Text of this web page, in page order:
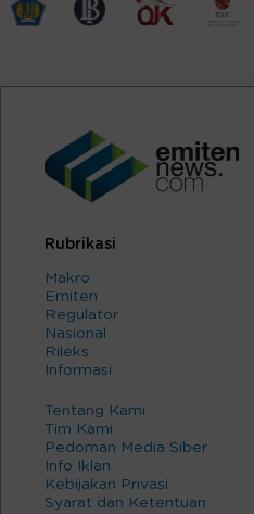
Rubrikasi
Makro
Emiten
Regulator
Nasional
Rileks
Informasi
Tentang Kami
Tim Kami
Pedoman Media Siber
Info Iklan
Kebijakan Privasi
Syarat dan Ketentuan